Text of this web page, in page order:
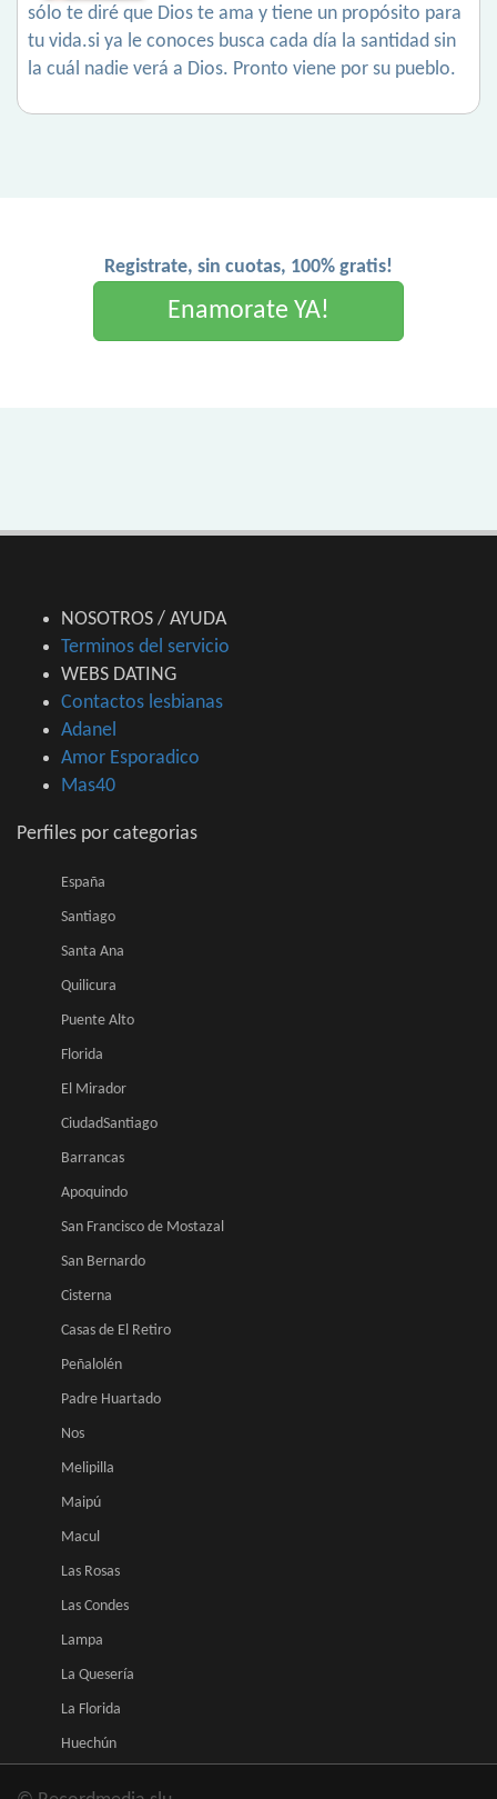
sólo te diré que Dios te ama y tiene un propósito para
tu vida.si ya le conoces busca cada día la santidad sin
la cuál nadie verá a Dios. Pronto viene por su pueblo.
Registrate, sin cuotas, 100% gratis!
Enamorate YA!
NOSOTROS / AYUDA
Terminos del servicio
WEBS DATING
Contactos lesbianas
Adanel
Amor Esporadico
Mas40
Perfiles por categorias
España
Santiago
Santa Ana
Quilicura
Puente Alto
Florida
El Mirador
CiudadSantiago
Barrancas
Apoquindo
San Francisco de Mostazal
San Bernardo
Cisterna
Casas de El Retiro
Peñalolén
Padre Huartado
Nos
Melipilla
Maipú
Macul
Las Rosas
Las Condes
Lampa
La Quesería
La Florida
Huechún